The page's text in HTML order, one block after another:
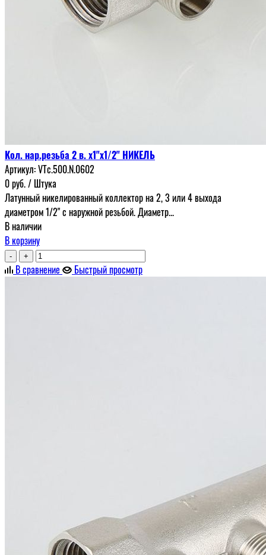
Кол. нар.резьба 2 в. х1"х1/2" НИКЕЛЬ
Артикул:VTc.500.N.0602
0руб./ Штука
Латунный никелированный коллектор на 2, 3 или 4 выхода
диаметром 1/2" с наружной резьбой. Диаметр...
В наличии
В корзину
- +
В сравнение Быстрый просмотр